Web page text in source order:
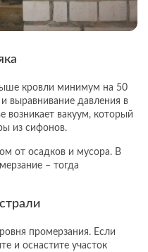
кровли минимум на 50
выравнивание давления в
возникает вакуум, который
из сифонов.
от осадков и мусора. В
– тогда
промерзания. Если
и оснастите участок